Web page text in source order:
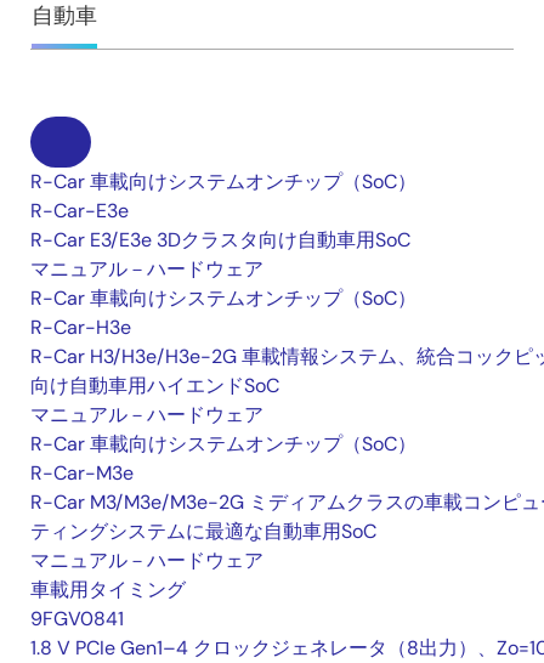
自動車
R-Car 車載向けシステムオンチップ（SoC）
R-Car-E3e
R-Car E3/E3e 3Dクラスタ向け自動車用SoC
マニュアル－ハードウェア
R-Car 車載向けシステムオンチップ（SoC）
R-Car-H3e
R-Car H3/H3e/H3e-2G 車載情報システム、統合コックピ
向け自動車用ハイエンドSoC
マニュアル－ハードウェア
R-Car 車載向けシステムオンチップ（SoC）
R-Car-M3e
R-Car M3/M3e/M3e-2G ミディアムクラスの車載コンピ
ティングシステムに最適な自動車用SoC
マニュアル－ハードウェア
車載用タイミング
9FGV0841
1.8 V PCIe Gen1–4 クロックジェネレータ（8出力）、